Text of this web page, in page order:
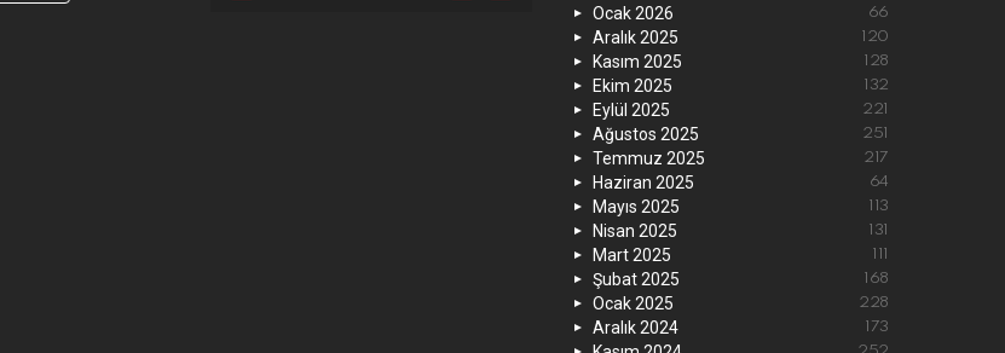
Ocak 2026 66
Aralık 2025 120
Kasım 2025 128
Ekim 2025 132
Eylül 2025 221
Ağustos 2025 251
Temmuz 2025 217
Haziran 2025 64
Mayıs 2025 113
Nisan 2025 131
Mart 2025 111
Şubat 2025 168
Ocak 2025 228
Aralık 2024 173